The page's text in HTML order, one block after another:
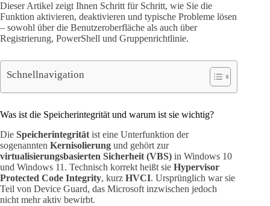
Dieser Artikel zeigt Ihnen Schritt für Schritt, wie Sie die
Funktion aktivieren, deaktivieren und typische Probleme lösen
– sowohl über die Benutzeroberfläche als auch über
Registrierung, PowerShell und Gruppenrichtlinie.
Schnellnavigation
Was ist die Speicherintegrität und warum ist sie wichtig?
Die Speicherintegrität ist eine Unterfunktion der
sogenannten Kernisolierung und gehört zur
virtualisierungsbasierten Sicherheit (VBS) in Windows 10
und Windows 11. Technisch korrekt heißt sie Hypervisor
Protected Code Integrity, kurz HVCI. Ursprünglich war sie
Teil von Device Guard, das Microsoft inzwischen jedoch
nicht mehr aktiv bewirbt.